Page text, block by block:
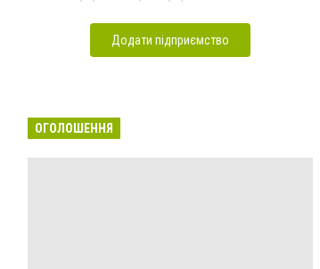
Додати підприємство
ОГОЛОШЕННЯ